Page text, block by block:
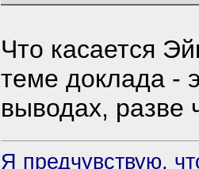
Что касается
теме доклада -
выводах, разве
Я предчувствую,